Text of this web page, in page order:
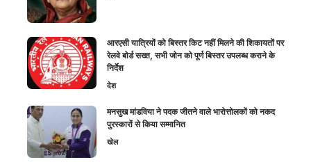
आरएसी यात्रियों को बिस्तर किट नहीं मिलने की शिकायतों पर
रेलवे बोर्ड सख्त, सभी जोन को पूर्ण बिस्तर उपलब्ध कराने के
निर्देश
देश
मनसुख मांडविया ने पदक जीतने वाले भारोत्तोलकों को नकद
पुरस्कारों से किया सम्मानित
खेल